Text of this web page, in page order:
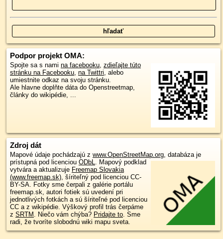
Podpor projekt OMA:
Spojte sa s nami na facebooku, zdieľajte túto
stránku na Facebooku, na Twittri, alebo
umiestnite odkaz na svoju stránku.
Ale hlavne doplňte dáta do Openstreetmap,
články do wikipédie, ...
Zdroj dát
Mapové údaje pochádzajú z www.OpenStreetMap.org, databáza je
prístupná pod licenciou ODbL. Mapový podklad
vytvára a aktualizuje Freemap Slovakia
(www.freemap.sk), šíriteľný pod licenciou CC-
BY-SA. Fotky sme čerpali z galérie portálu
freemap.sk, autori fotiek sú uvedení pri
jednotlivých fotkách a sú šíriteľné pod licenciou
CC a z wikipédie. Výškový profil trás čerpáme
z SRTM . Niečo vám chýba? Pridajte to. Sme
radi, že tvoríte slobodnú wiki mapu sveta.